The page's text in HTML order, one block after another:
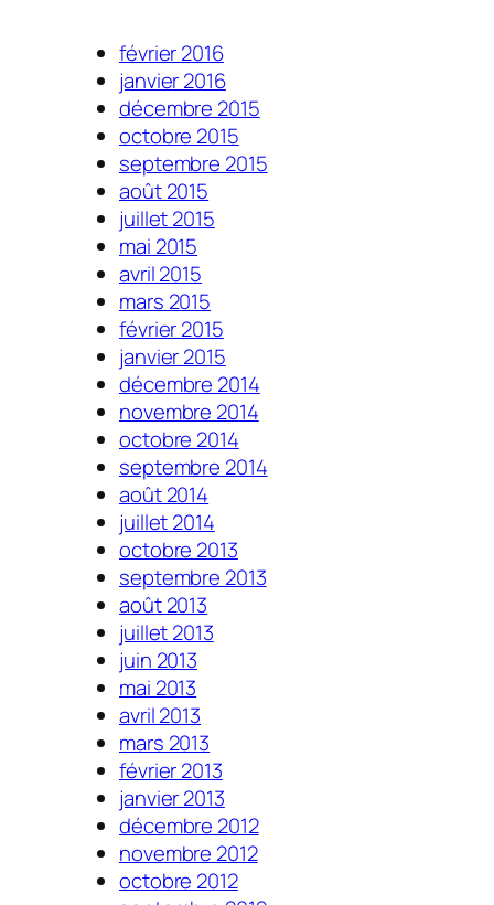
février 2016
janvier 2016
décembre 2015
octobre 2015
septembre 2015
août 2015
juillet 2015
mai 2015
avril 2015
mars 2015
février 2015
janvier 2015
décembre 2014
novembre 2014
octobre 2014
septembre 2014
août 2014
juillet 2014
octobre 2013
septembre 2013
août 2013
juillet 2013
juin 2013
mai 2013
avril 2013
mars 2013
février 2013
janvier 2013
décembre 2012
novembre 2012
octobre 2012